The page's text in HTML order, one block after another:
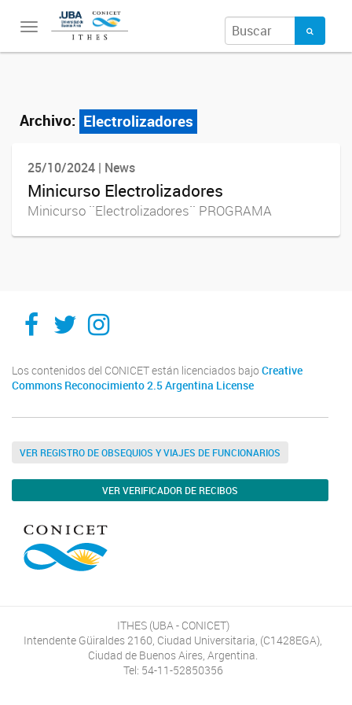
Toggle
Archivo: Electrolizadores
25/10/2024 | News
Minicurso Electrolizadores
Minicurso ¨Electrolizadores¨ PROGRAMA
IthesIthesIthes
Los contenidos del CONICET están licenciados bajo Creative
Commons Reconocimiento 2.5 Argentina License
VER REGISTRO DE OBSEQUIOS Y VIAJES DE FUNCIONARIOS
VER VERIFICADOR DE RECIBOS
ITHES (UBA - CONICET)
Intendente Güiraldes 2160, Ciudad Universitaria, (C1428EGA),
Ciudad de Buenos Aires, Argentina.
Tel: 54-11-52850356